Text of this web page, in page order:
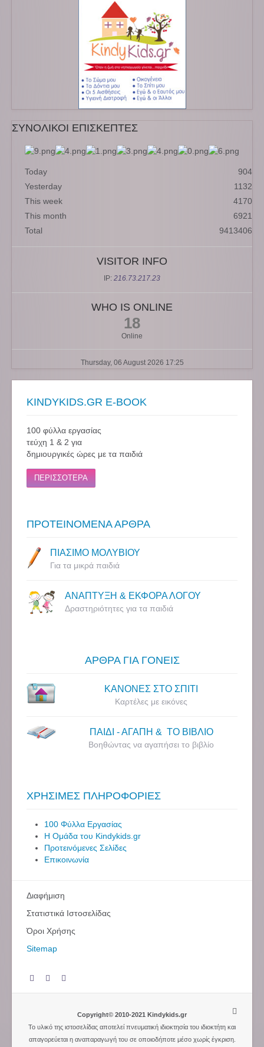
ΣΥΝΟΛΙΚΟΙ ΕΠΙΣΚΕΠΤΕΣ
Today
904
Yesterday
1132
This week
4170
This month
6921
Total
9413406
VISITOR INFO
IP: 216.73.217.23
WHO IS ONLINE
18
Online
Thursday, 06 August 2026 17:25
KINDYKIDS.GR E-BOOK
100 φύλλα εργασίας
τεύχη 1 & 2 για
δημιουργικές ώρες με τα παιδιά
ΠΕΡΙΣΣΟΤΕΡΑ
ΠΡΟΤΕΙΝΟΜΕΝΑ ΑΡΘΡΑ
ΠΙΑΣΙΜΟ ΜΟΛΥΒΙΟΥ
Για τα μικρά παιδιά
ΑΝΑΠΤΥΞΗ & ΕΚΦΟΡΑ ΛΟΓΟΥ
Δραστηριότητες για τα παιδιά
ΑΡΘΡΑ ΓΙΑ ΓΟΝΕΙΣ
ΚΑΝΟΝΕΣ ΣΤΟ ΣΠΙΤΙ
Καρτέλες με εικόνες
ΠΑΙΔΙ - ΑΓΑΠΗ & ΤΟ ΒΙΒΛΙΟ
Βοηθώντας να αγαπήσει το βιβλίο
ΧΡΗΣΙΜΕΣ ΠΛΗΡΟΦΟΡΙΕΣ
100 Φύλλα Εργασίας
Η Ομάδα του Kindykids.gr
Προτεινόμενες Σελίδες
Επικοινωνία
Διαφήμιση
Στατιστικά Ιστοσελίδας
Όροι Χρήσης
Sitemap
Copyright© 2010-2021 Kindykids.gr
Το υλικό της ιστοσελίδας αποτελεί πνευματική ιδιοκτησία του ιδιοκτήτη και
απαγορεύεται η αναπαραγωγή του σε οποιοδήποτε μέσο χωρίς έγκριση.